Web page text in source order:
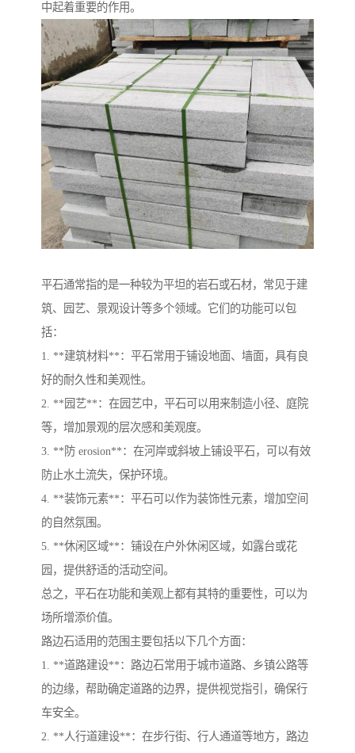
中起着重要的作用。
平石通常指的是一种较为平坦的岩石或石材，常见于建
筑、园艺、景观设计等多个领域。它们的功能可以包
括：
1. **建筑材料**：平石常用于铺设地面、墙面，具有良
好的耐久性和美观性。
2. **园艺**：在园艺中，平石可以用来制造小径、庭院
等，增加景观的层次感和美观度。
3. **防 erosion**：在河岸或斜坡上铺设平石，可以有效
防止水土流失，保护环境。
4. **装饰元素**：平石可以作为装饰性元素，增加空间
的自然氛围。
5. **休闲区域**：铺设在户外休闲区域，如露台或花
园，提供舒适的活动空间。
总之，平石在功能和美观上都有其特的重要性，可以为
场所增添价值。
路边石适用的范围主要包括以下几个方面：
1. **道路建设**：路边石常用于城市道路、乡镇公路等
的边缘，帮助确定道路的边界，提供视觉指引，确保行
车安全。
2. **人行道建设**：在步行街、行人通道等地方，路边